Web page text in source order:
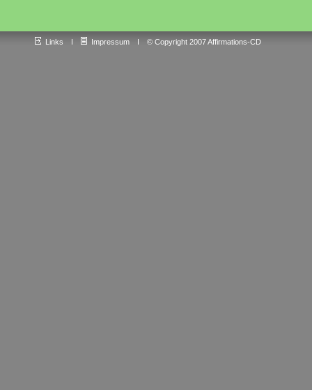
Links Impressum © Copyright 2007 Affirmations-CD